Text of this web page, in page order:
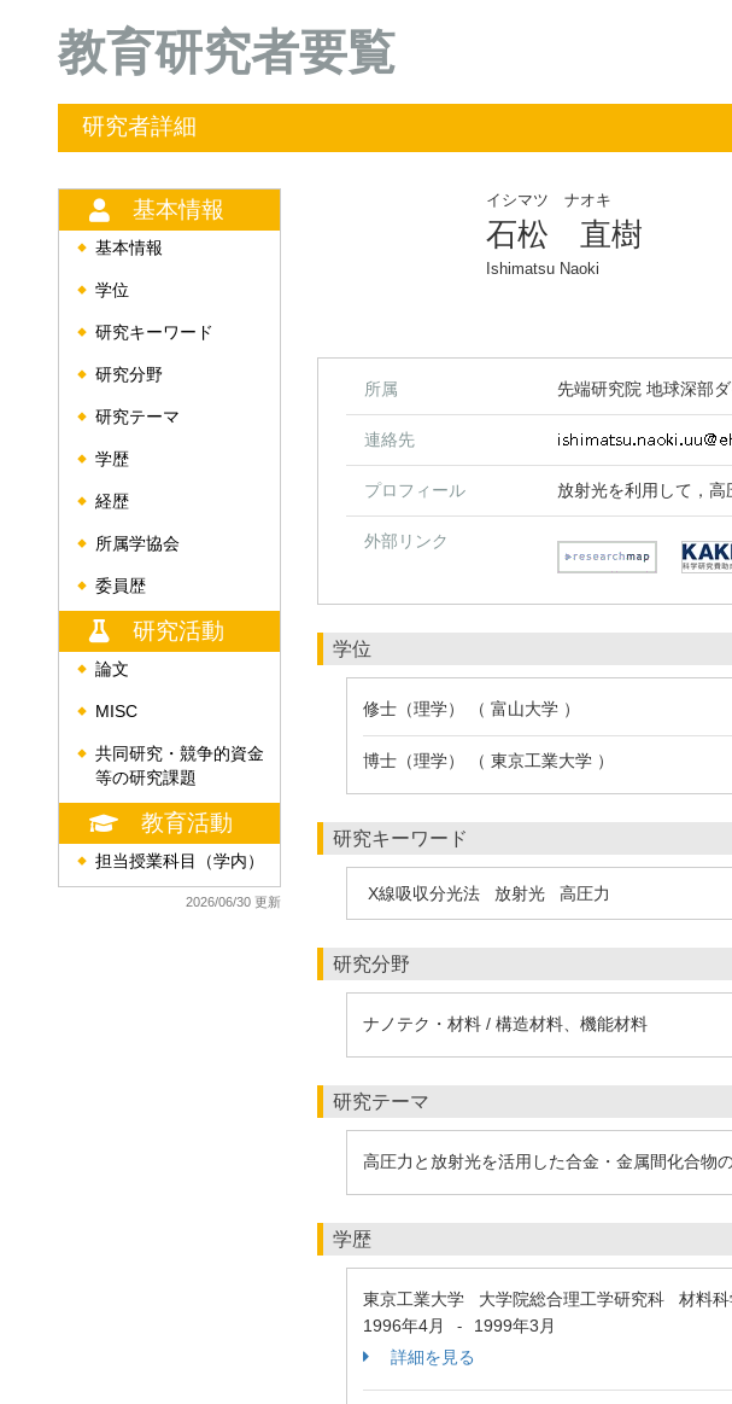
教育研究者要覧
研究者詳細
基本情報
◆ 基本情報
◆ 学位
◆ 研究キーワード
◆ 研究分野
◆ 研究テーマ
◆ 学歴
◆ 経歴
◆ 所属学協会
◆ 委員歴
研究活動
◆ 論文
◆ MISC
◆
共同研究・競争的資金
等の研究課題
教育活動
◆ 担当授業科目（学内）
2026/06/30 更新
イシマツ ナオキ
石松 直樹
Ishimatsu Naoki
所属 先端研究院 地球深部
連絡先
プロフィール 放射光を利用して，
外部リンク
学位
修士（理学） （ 富山大学 ）
博士（理学） （ 東京工業大学 ）
研究キーワード
X線吸収分光法 放射光 高圧力
研究分野
ナノテク・材料 / 構造材料、機能材料
研究テーマ
高圧力と放射光を活用した合金・金属間化合物
学歴
東京工業大学 大学院総合理工学研究科 材料科
1996年4月
-
1999年3月
詳細を見る